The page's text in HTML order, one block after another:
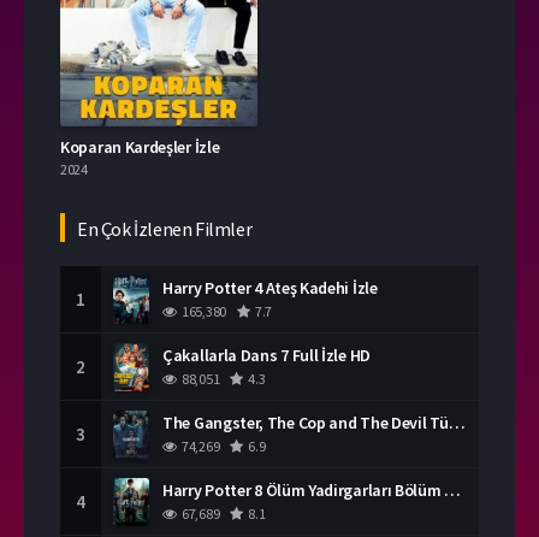
Koparan Kardeşler İzle
2024
En Çok İzlenen Filmler
1 Harry Potter 4 Ateş Kadehi İzle
165,380 7.7
2 Çakallarla Dans 7 Full İzle HD
88,051 4.3
3 The Gangster, The Cop and The Devil Türkçe Dublaj İzle
74,269 6.9
4 Harry Potter 8 Ölüm Yadirgarları Bölüm 2 İzle
67,689 8.1